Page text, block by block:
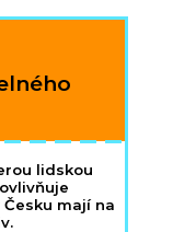
lidskou
mají na